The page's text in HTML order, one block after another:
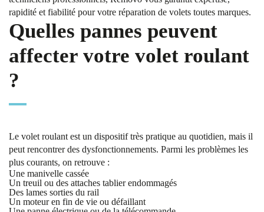
rapidité et fiabilité pour votre réparation de volets toutes marques.
Quelles pannes peuvent
affecter votre volet roulant
?
Le volet roulant est un dispositif très pratique au quotidien, mais il
peut rencontrer des dysfonctionnements. Parmi les problèmes les
plus courants, on retrouve :
Une manivelle cassée
Un treuil ou des attaches tablier endommagés
Des lames sorties du rail
Un moteur en fin de vie ou défaillant